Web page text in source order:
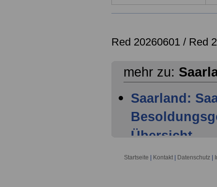
Red 20260601 / Red
mehr zu:
Saarland:
Übersicht -
Saarland:
Startseite Kontakt Datenschutz